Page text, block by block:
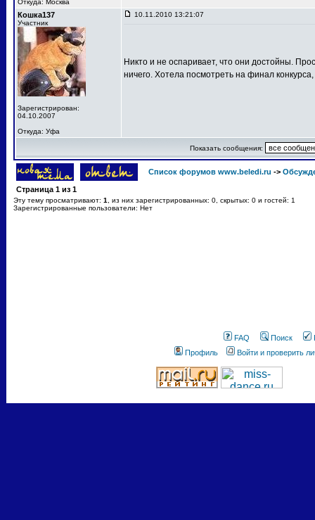
Откуда: Москва
Кошка137
Участник
Зарегистрирован:
04.10.2007
Откуда: Уфа
10.11.2010 13:21:07
Никто и не оспаривает, что они достойны.
ничего. Хотела посмотреть на финал
Показать сообщения:
Список форумов www.beledi.ru ->
Страница 1 из 1
Эту тему просматривают: 1
, из них зарегистрированных: 0, скрытых: 0 и гостей: 1
Зарегистрированные пользователи: Нет
FAQ Поиск
Профиль
Войти и проверить